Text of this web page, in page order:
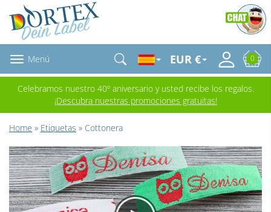
Menú EUR € 0
Celebramos nuestro 40º aniversario y usted recibe los regalos.
¡Descubra nuestras promociones gratuitas!
Home » Etiquetas » Cottonera